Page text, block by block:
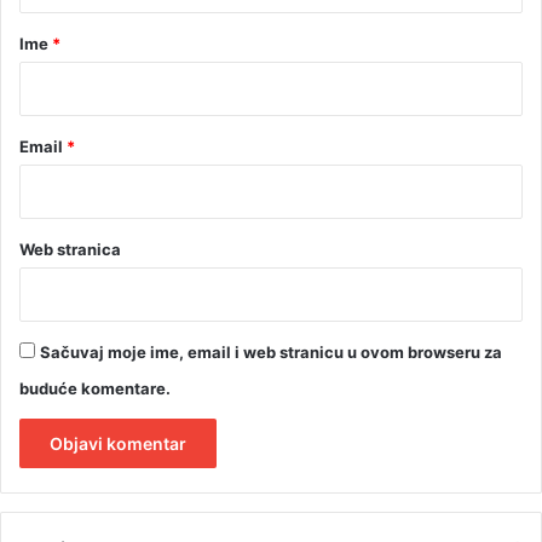
rIme *
Email *
Web stranica
Sačuvaj moje ime, email i web stranicu u ovom browseru za
buduće komentare.